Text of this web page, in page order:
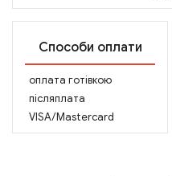
Способи оплати
оплата готівкою
післяплата
VISA/Mastercard